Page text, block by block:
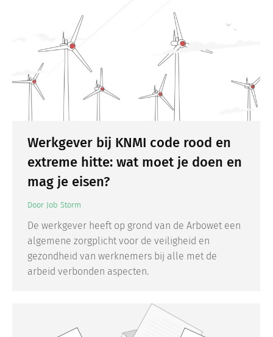
Werkgever bij KNMI code rood en
extreme hitte: wat moet je doen en
mag je eisen?
Door Job Storm
De werkgever heeft op grond van de Arbowet een
algemene zorgplicht voor de veiligheid en
gezondheid van werknemers bij alle met de
arbeid verbonden aspecten.